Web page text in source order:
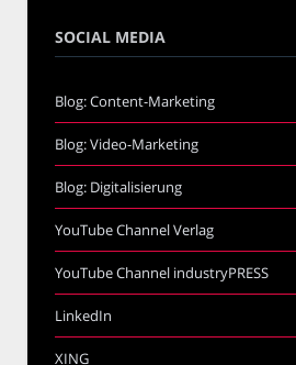
SOCIAL MEDIA
Blog: Content-Marketing
Blog: Video-Marketing
Blog: Digitalisierung
YouTube Channel Verlag
YouTube Channel industryPRESS
LinkedIn
XING